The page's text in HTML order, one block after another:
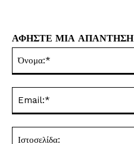
ΑΦΗΣΤΕ ΜΙΑ ΑΠΑΝΤΗΣΗ